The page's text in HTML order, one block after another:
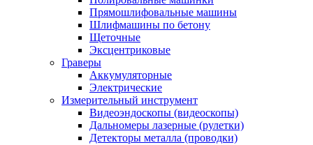
Прямошлифовальные машины
Шлифмашины по бетону
Щеточные
Эксцентриковые
Граверы
Аккумуляторные
Электрические
Измерительный инструмент
Видеоэндоскопы (видеоскопы)
Дальномеры лазерные (рулетки)
Детекторы металла (проводки)